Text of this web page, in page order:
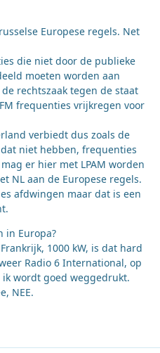
Europese regels. Net
die niet door de publieke
moeten worden aan
rechtszaak tegen de staat
frequenties vrijkregen voor
verbiedt dus zoals de
niet hebben, frequenties
er hier met LPAM worden
NL aan de Europese regels.
afdwingen maar dat is een
in Europa?
1000 kW, is dat hard
Radio 6 International, op
wordt goed weggedrukt.
NEE.